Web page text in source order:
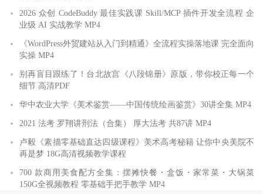
2026 众创 CodeBuddy 最佳实践课 Skill/MCP 插件开发全流程 企
业级 AI 实战教学 MP4
《WordPress外贸建站从入门到精通》全流程实操落地课 完全面向
实操 MP4
别再盲目跟练了！台北故宫《八段锦册》原版，带你校正每一个
细节 高清PDF
华中农业大学《美术鉴赏——中国传统绘画鉴赏》30讲全集 MP4
2021 法考 罗翔讲刑法（合集） 厚大法考 共87讲 MP4
卢毅《素描零基础直达四级课程》美术高考秘籍 让你中央美院不
再是梦 18G高清视频教学课程
700 款商用美食配方全集：摆摊快餐・盒饭・家常菜・大锅菜
150G全视频教程 零基础手把手教学 MP4